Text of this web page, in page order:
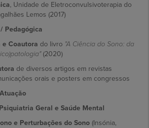
, Unidade de Eletroconvulsivoterapia do
Lemos (2017)
Pedagógica
e Coautora do livro "A Ciência do Sono: da
(2020)
de diversos artigos em revistas
orais e posters em congressos
Geral e Saúde Mental
e Perturbações do Sono (Insónia,